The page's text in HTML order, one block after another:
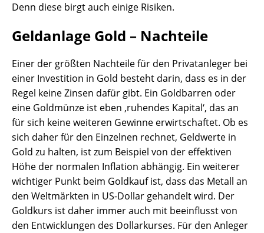
Denn diese birgt auch einige Risiken.
Geldanlage Gold – Nachteile
Einer der größten Nachteile für den Privatanleger bei
einer Investition in Gold besteht darin, dass es in der
Regel keine Zinsen dafür gibt. Ein Goldbarren oder
eine Goldmünze ist eben ‚ruhendes Kapital‘, das an
für sich keine weiteren Gewinne erwirtschaftet. Ob es
sich daher für den Einzelnen rechnet, Geldwerte in
Gold zu halten, ist zum Beispiel von der effektiven
Höhe der normalen Inflation abhängig. Ein weiterer
wichtiger Punkt beim Goldkauf ist, dass das Metall an
den Weltmärkten in US-Dollar gehandelt wird. Der
Goldkurs ist daher immer auch mit beeinflusst von
den Entwicklungen des Dollarkurses. Für den Anleger